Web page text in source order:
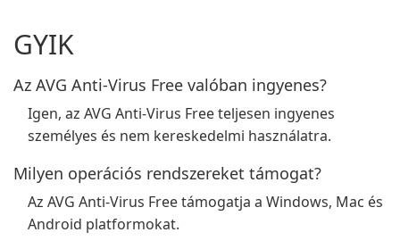
GYIK
Az AVG Anti-Virus Free valóban ingyenes?
Igen, az AVG Anti-Virus Free teljesen ingyenes
személyes és nem kereskedelmi használatra.
Milyen operációs rendszereket támogat?
Az AVG Anti-Virus Free támogatja a Windows, Mac és
Android platformokat.